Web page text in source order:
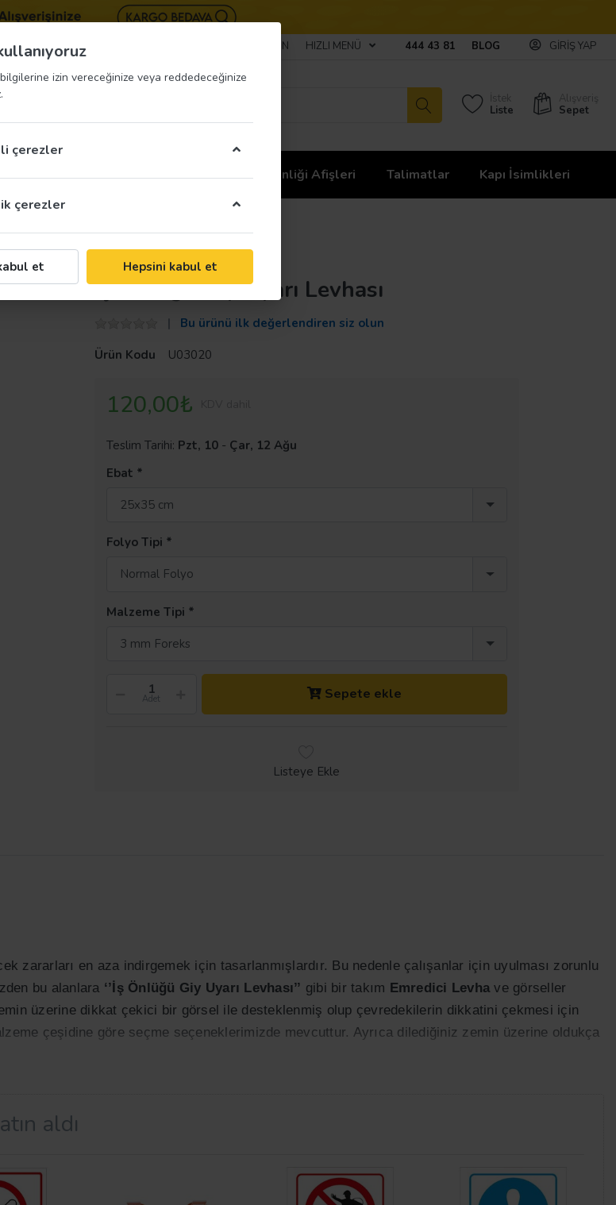
BIZE ULAŞIN HIZLI MENÜ 444 43 81 BLOG GIRIŞ YAP
İstek
Liste
Alışveriş
Sepet
İş Güvenliği Ekipmanları İş Güvenliği Afişleri Talimatlar Kapı İsimlikleri
Taroks
İş Önlüğü Giy Uyarı Levhası
Bu ürünü ilk değerlendiren siz olun
Ürün Kodu
U03020
120,00₺
Teslim Tarihi: Pzt, 10 - Çar, 12 Ağu
Ebat
25x35 cm
Folyo Tipi
Normal Folyo
Malzeme Tipi
3 mm Foreks
Adet Sepete ekle
Listeye Ekle
zararları en aza indirgemek için tasarlanmışlardır. Bu nedenle çalışanlar için uyulması zorunlu
bu alanlara ‘’İş Önlüğü Giy Uyarı Levhası’’ gibi bir takım Emredici Levha ve görseller
üzerine dikkat çekici bir görsel ile desteklenmiş olup çevredekilerin dikkatini çekmesi için
çeşidine göre seçme seçeneklerimizde mevcuttur. Ayrıca dilediğiniz zemin üzerine oldukça
aldı
izin vereceğinize veya reddedeceğinize
çerezler
çerezler
et Hepsini kabul et